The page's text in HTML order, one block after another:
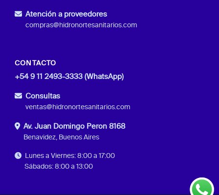
Atención a proveedores
compras@hidronortesanitarios.com
CONTACTO
+54 9 11 2493-3333 (WhatsApp)
Consultas
ventas@hidronortesanitarios.com
Av. Juan Domingo Peron 8168
Benavidez, Buenos Aires
Lunes a Viernes: 8:00 a 17:00
Sábados: 8:00 a 13:00